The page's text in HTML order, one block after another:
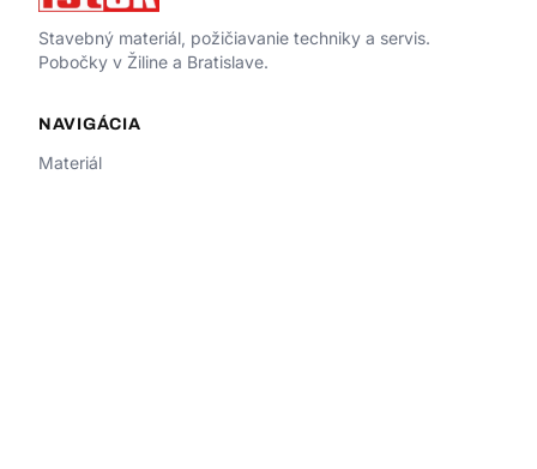
Stavebný materiál, požičiavanie techniky a servis.
Pobočky v Žiline a Bratislave.
NAVIGÁCIA
Materiál